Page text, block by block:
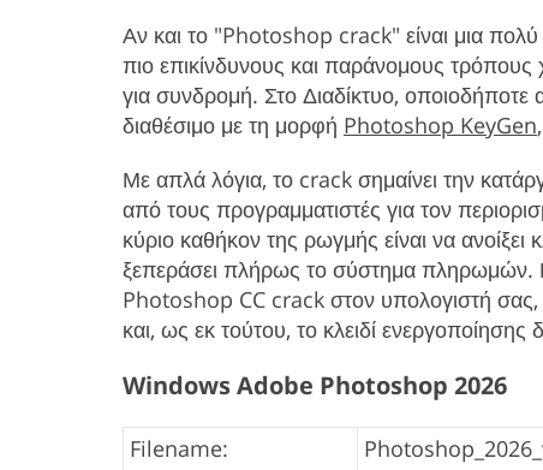
Αν και το "Photoshop crack" είναι μια
πιο επικίνδυνους και παράνομους
για συνδρομή. Στο Διαδίκτυο,
διαθέσιμο με τη μορφή Photoshop KeyGen
Με απλά λόγια, το crack σημαίνει την
από τους προγραμματιστές για τον
κύριο καθήκον της ρωγμής είναι να
ξεπεράσει πλήρως το σύστημα πληρωμών.
Photoshop CC crack στον υπολογιστή
και, ως εκ τούτου, το κλειδί ενεργοποίησης
Windows Adobe Photoshop 2026
Filename: